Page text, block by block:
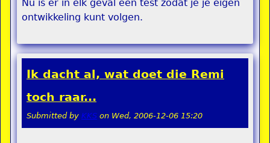
Nu is er in elk geval een test zodat je je eigen
ontwikkeling kunt volgen.
Ik dacht al, wat doet die Remi
toch raar...
Submitted by KKS on Wed, 2006-12-06 15:20